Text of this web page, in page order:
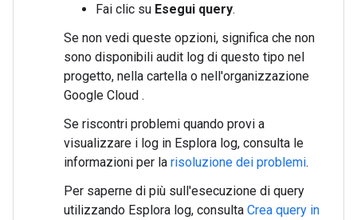
Fai clic su Esegui query.
Se non vedi queste opzioni, significa che non
sono disponibili audit log di questo tipo nel
progetto, nella cartella o nell'organizzazione
Google Cloud .
Se riscontri problemi quando provi a
visualizzare i log in Esplora log, consulta le
informazioni per la risoluzione dei problemi.
Per saperne di più sull'esecuzione di query
utilizzando Esplora log, consulta Crea query in